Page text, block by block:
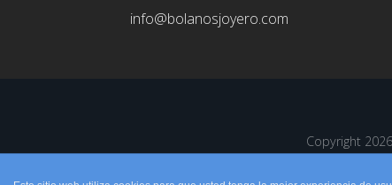
info@bolanosjoyero.com
Copyright